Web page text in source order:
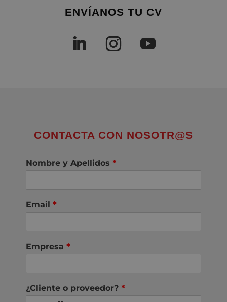
ENVÍANOS TU CV
CONTACTA CON NOSOTR@S
Nombre y Apellidos *
Email *
Empresa *
¿Cliente o proveedor? *